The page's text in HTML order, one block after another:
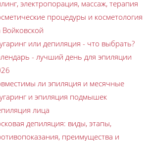
электропорация, массаж, терапия
процедуры и косметология
Войковской
или депиляция - что выбрать?
- лучший день для эпиляции
ли эпиляция и месячные
и эпиляция подмышек
лица
депиляция: виды, этапы,
преимущества и